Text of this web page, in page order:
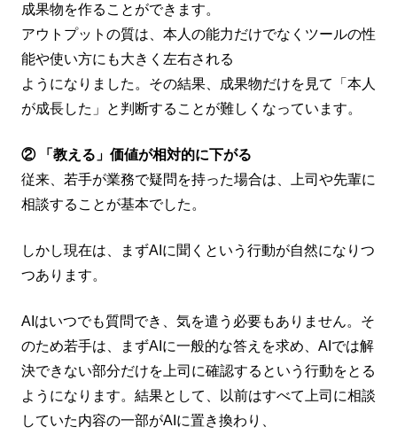
成果物を作ることができます。
アウトプットの質は、本人の能力だけでなくツールの性
能や使い方にも大きく左右される
ようになりました。その結果、成果物だけを見て「本人
が成長した」と判断することが難しくなっています。
② 「教える」価値が相対的に下がる
従来、若手が業務で疑問を持った場合は、上司や先輩に
相談することが基本でした。
しかし現在は、まずAIに聞くという行動が自然になりつ
つあります。
AIはいつでも質問でき、気を遣う必要もありません。そ
のため若手は、まずAIに一般的な答えを求め、AIでは解
決できない部分だけを上司に確認するという行動をとる
ようになります。結果として、以前はすべて上司に相談
していた内容の一部がAIに置き換わり、